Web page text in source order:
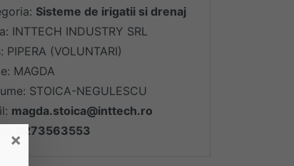
Sisteme de irigatii si drenaj
INTTECH INDUSTRY SRL
PIPERA (VOLUNTARI)
MAGDA
STOICA-NEGULESCU
magda.stoica@inttech.ro
0273563553
×